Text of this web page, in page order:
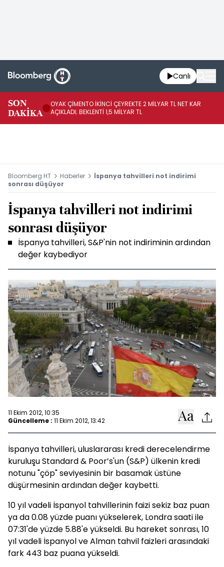
Canlı
SON
DAKİKA
OYAK ÇİMENTO İKİNCİ ÇEYREKTE 2 MİLYAR TL NET KAR
AÇIKLADI; BEKLENTİ 1,5 MİLYAR TL
Bloomberg HT Haberler
İspanya tahvilleri not indirimi
sonrası düşüyor
İspanya tahvilleri not indirimi
sonrası düşüyor
İspanya tahvilleri, S&P'nin not indiriminin ardından
değer kaybediyor
11 Ekim 2012, 10:35
Güncelleme : 11 Ekim 2012, 13:42
İspanya tahvilleri, uluslararası kredi derecelendirme
kuruluşu Standard & Poor’s'un (S&P) ülkenin kredi
notunu "çöp" seviyesinin bir basamak üstüne
düşürmesinin ardından değer kaybetti.
10 yıl vadeli İspanyol tahvillerinin faizi sekiz baz puan
ya da 0.08 yüzde puanı yükselerek, Londra saati ile
07:31'de yüzde 5.88'e yükseldi. Bu hareket sonrası, 10
yıl vadeli İspanyol ve Alman tahvil faizleri arasındaki
fark 443 baz puana yükseldi.